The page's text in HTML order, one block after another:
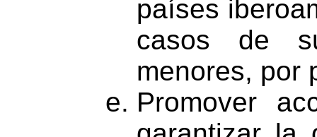
países
casos de
menores, por
Promover